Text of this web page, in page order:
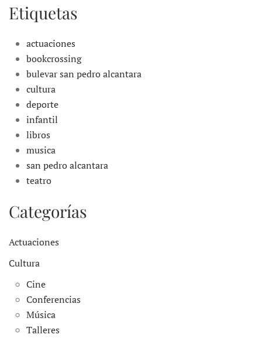
Etiquetas
actuaciones
bookcrossing
bulevar san pedro alcantara
cultura
deporte
infantil
libros
musica
san pedro alcantara
teatro
Categorías
Actuaciones
Cultura
Cine
Conferencias
Música
Talleres